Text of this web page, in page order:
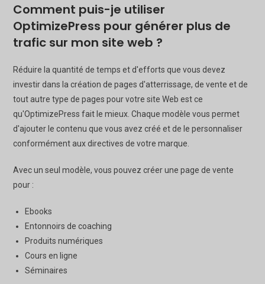
Comment puis-je utiliser
OptimizePress pour générer plus de
trafic sur mon site web ?
Réduire la quantité de temps et d'efforts que vous devez
investir dans la création de pages d'atterrissage, de vente et de
tout autre type de pages pour votre site Web est ce
qu'OptimizePress fait le mieux. Chaque modèle vous permet
d'ajouter le contenu que vous avez créé et de le personnaliser
conformément aux directives de votre marque.
Avec un seul modèle, vous pouvez créer une page de vente
pour :
Ebooks
Entonnoirs de coaching
Produits numériques
Cours en ligne
Séminaires